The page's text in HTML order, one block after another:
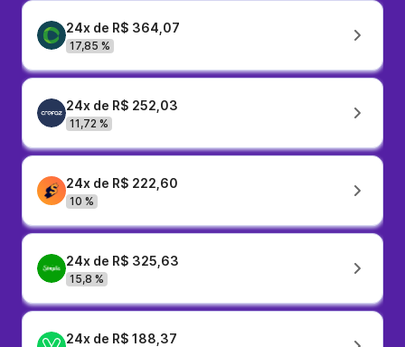
24x de R$ 364,07
17,85 %
24x de R$ 252,03
11,72 %
24x de R$ 222,60
10 %
24x de R$ 325,63
15,8 %
24x de R$ 188,37